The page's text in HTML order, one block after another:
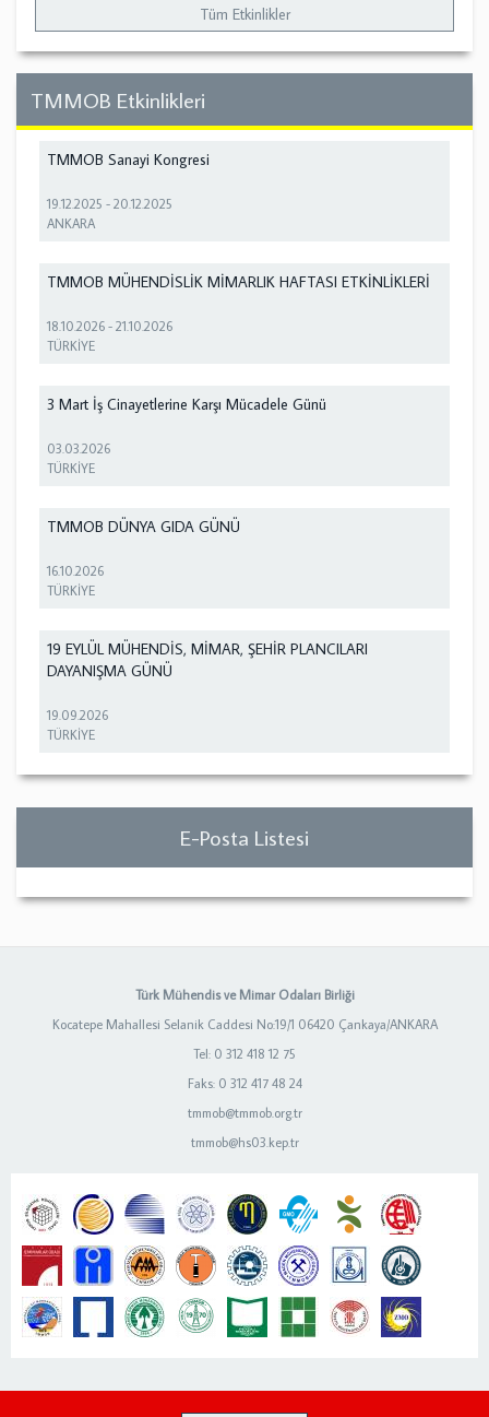
Tüm Etkinlikler
TMMOB Etkinlikleri
TMMOB Sanayi Kongresi
19.12.2025 -20.12.2025
ANKARA
TMMOB MÜHENDİSLİK MİMARLIK HAFTASI ETKİNLİKLERİ
18.10.2026 -21.10.2026
TÜRKİYE
3 Mart İş Cinayetlerine Karşı Mücadele Günü
03.03.2026
TÜRKİYE
TMMOB DÜNYA GIDA GÜNÜ
16.10.2026
TÜRKİYE
19 EYLÜL MÜHENDİS, MİMAR, ŞEHİR PLANCILARI
DAYANIŞMA GÜNÜ
19.09.2026
TÜRKİYE
E-Posta Listesi
Türk Mühendis ve Mimar Odaları Birliği
Kocatepe Mahallesi Selanik Caddesi No:19/1 06420 Çankaya/ANKARA
Tel: 0 312 418 12 75
Faks: 0 312 417 48 24
tmmob@tmmob.org.tr
tmmob@hs03.kep.tr